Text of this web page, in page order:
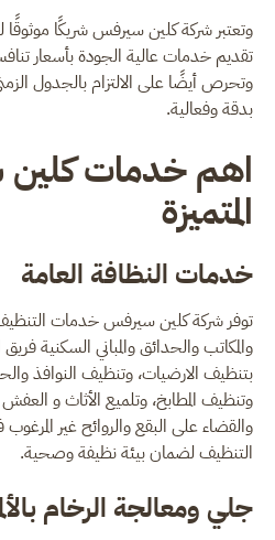
وتعتبر شركة كلين سيرفس شريكًا
تقديم خدمات عالية الجودة بأسعار
وتحرص أيضًا على الالتزام بالجدول
بدقة وفعالية.
اهم خدمات
المتميزة
خدمات النظافة العامة
توفر شركة كلين سيرفس خدمات التنظيف
والمكاتب والحدائق والمباني السكنية
بتنظيف الارضيات، وتنظيف النوافذ
وتنظيف المطابخ، وتلميع الأثاث و
والقضاء على البقع والروائح غير
التنظيف لضمان بيئة نظيفة وصحية.
جلي ومعالجة الرخام